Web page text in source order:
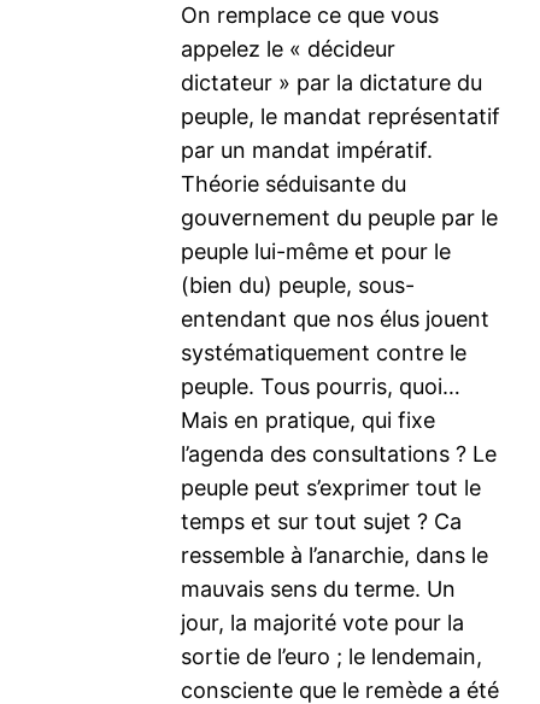
On remplace ce que vous
appelez le « décideur
dictateur » par la dictature du
peuple, le mandat représentatif
par un mandat impératif.
Théorie séduisante du
gouvernement du peuple par le
peuple lui-même et pour le
(bien du) peuple, sous-
entendant que nos élus jouent
systématiquement contre le
peuple. Tous pourris, quoi…
Mais en pratique, qui fixe
l’agenda des consultations ? Le
peuple peut s’exprimer tout le
temps et sur tout sujet ? Ca
ressemble à l’anarchie, dans le
mauvais sens du terme. Un
jour, la majorité vote pour la
sortie de l’euro ; le lendemain,
consciente que le remède a été